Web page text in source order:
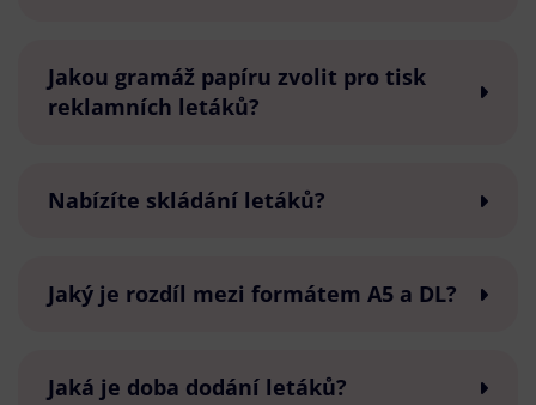
Jakou gramáž papíru zvolit pro tisk
reklamních letáků?
Nabízíte skládání letáků?
Jaký je rozdíl mezi formátem A5 a DL?
Jaká je doba dodání letáků?